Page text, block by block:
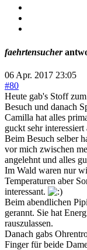
faehrtensucher
06 Apr. 2017 23:05
#80
Heute gab's Stoff
Besuch und danach
Camilla hat alles
guckt sehr
Beim Besuch selber
vor mich zwischen
angelehnt und alles
Im Wald waren nur
Temperaturen aber
interessant.
Beim abendlichen
gerannt. Sie hat
rauszulassen.
Danach gabs
Finger für beide